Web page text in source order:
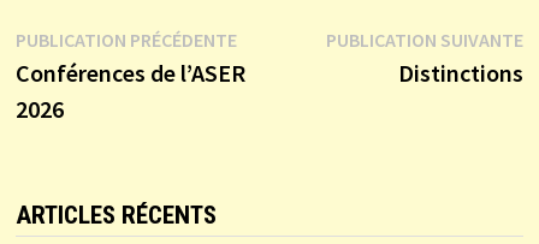
Navigation
de
PUBLICATION PRÉCÉDENTEPublication
précédente :
Conférences de l’ASER
2026
PUBLICATION SUIVANTE
Distinctions
ARTICLES RÉCENTS